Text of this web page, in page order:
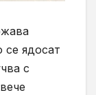
се ядосат
с